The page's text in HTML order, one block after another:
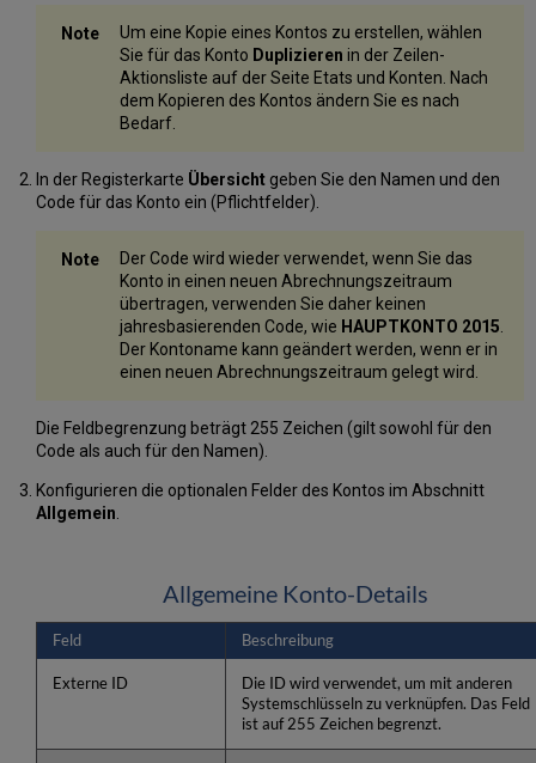
Um eine Kopie eines Kontos zu erstellen, wählen
Sie für das Konto Duplizieren in der Zeilen-
Aktionsliste auf der Seite Etats und Konten. Nach
dem Kopieren des Kontos ändern Sie es nach
Bedarf.
In der Registerkarte Übersichtgeben Sie den Namen und den
Code für das Konto ein (Pflichtfelder).
Der Code wird wieder verwendet, wenn Sie das
Konto in einen neuen Abrechnungszeitraum
übertragen, verwenden Sie daher keinen
jahresbasierenden Code, wie HAUPTKONTO 2015
Der Kontoname kann geändert werden, wenn er in
einen neuen Abrechnungszeitraum gelegt wird.
Die Feldbegrenzung beträgt 255 Zeichen (gilt sowohl für den
Code als auch für den Namen).
Konfigurieren die optionalen Felder des Kontos im Abschnitt
Allgemein
Allgemeine Konto-Details
Feld Beschreibung
Externe ID
Die ID wird verwendet, um mit anderen
Systemschlüsseln zu verknüpfen. Das Feld
ist auf 255 Zeichen begrenzt.